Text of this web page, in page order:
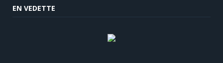
EN VEDETTE